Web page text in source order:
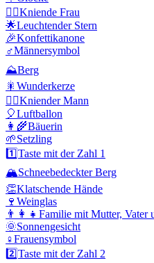
🧎‍♀️Kniende Frau
🌟Leuchtender Stern
🎉Konfettikanone
♂️Männersymbol
⛰️Berg
🎇 Wunderkerze
🧎‍♂️Kniender Mann
🎈Luftballon
👩‍🌾Bäuerin
🌱Setzling
1️⃣Taste mit der Zahl 1
🏔️Schneebedeckter Berg
👏Klatschende Hände
🍷 Weinglas
👨‍👩‍👧 Familie mit Mutter, Vater
🌞Sonnengesicht
♀️Frauensymbol
2️⃣Taste mit der Zahl 2